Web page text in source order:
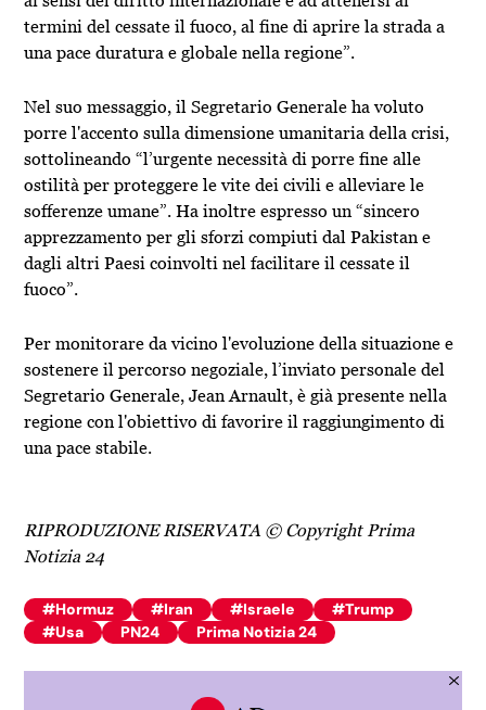
termini del cessate il fuoco, al fine di aprire la strada a
una pace duratura e globale nella regione”.
Nel suo messaggio, il Segretario Generale ha voluto
porre l'accento sulla dimensione umanitaria della crisi,
sottolineando “l’urgente necessità di porre fine alle
ostilità per proteggere le vite dei civili e alleviare le
sofferenze umane”. Ha inoltre espresso un “sincero
apprezzamento per gli sforzi compiuti dal Pakistan e
dagli altri Paesi coinvolti nel facilitare il cessate il
fuoco”.
Per monitorare da vicino l'evoluzione della situazione e
sostenere il percorso negoziale, l’inviato personale del
Segretario Generale, Jean Arnault, è già presente nella
regione con l'obiettivo di favorire il raggiungimento di
una pace stabile.
RIPRODUZIONE RISERVATA © Copyright Prima
Notizia 24
#Hormuz #Iran #Israele
#Trump
#Usa
PN24 Prima Notizia 24